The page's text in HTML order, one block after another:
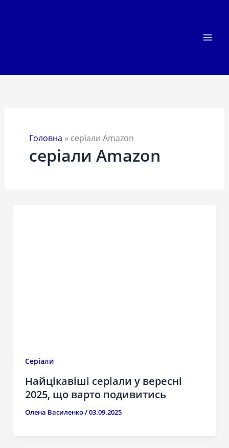
Головна » серіали Amazon
серіали Amazon
Серіали
Найцікавіші серіали у вересні
2025, що варто подивитись
Олена Василенко/03.09.2025